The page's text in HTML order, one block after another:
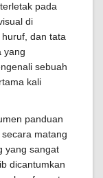
pada
di
dan tata
yang
sebuah
kali
panduan
secara matang
yang sangat
dicantumkan